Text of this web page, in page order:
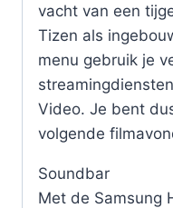
vacht van een
Tizen als
menu gebruik je
Video. Je bent
volgende
Soundbar
Met de Samsung